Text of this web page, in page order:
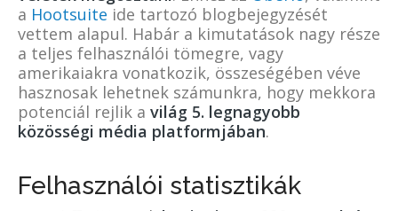
a Hootsuite ide tartozó blogbejegyzését
vettem alapul. Habár a kimutatások nagy része
a teljes felhasználói tömegre, vagy
amerikaiakra vonatkozik, összeségében véve
hasznosak lehetnek számunkra, hogy mekkora
potenciál rejlik a világ 5. legnagyobb
közösségi média platformjában.
Felhasználói statisztikák